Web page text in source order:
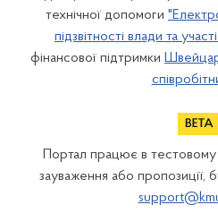
технічної допомоги
підзвітності влади та
фінансової підтримки
Портал працює в
зауваження або пропозиції,